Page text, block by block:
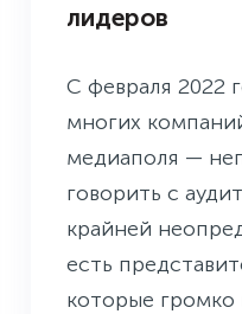
лидеров
С февраля 2022
многих
медиаполя —
говорить с
крайней
есть
которые громко